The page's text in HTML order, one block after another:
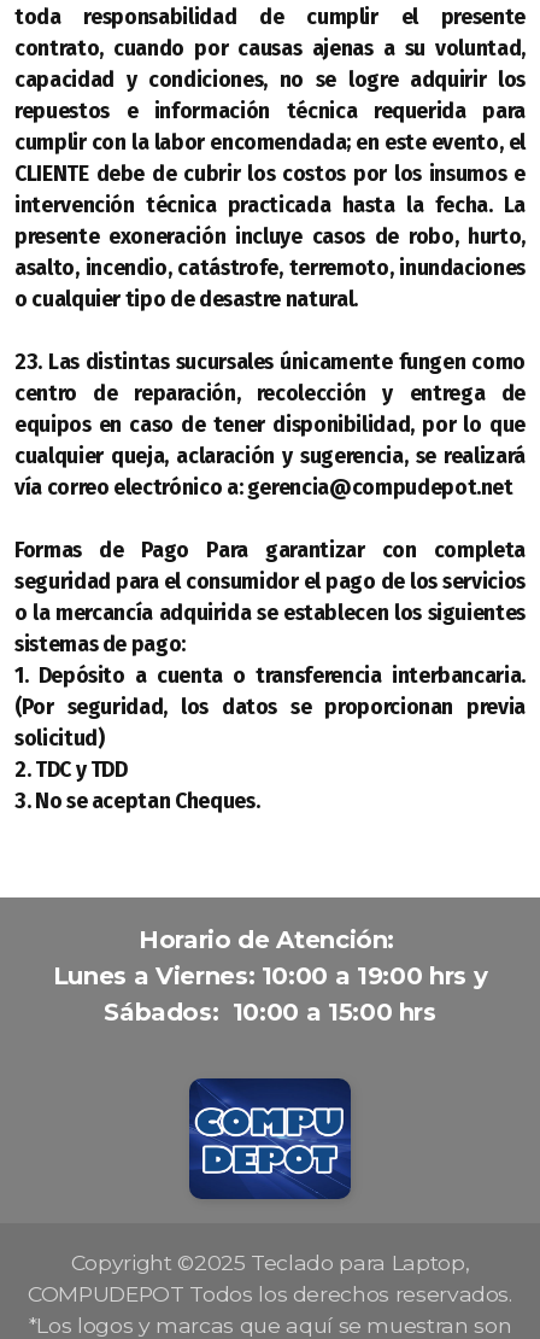
toda responsabilidad de cumplir el presente
contrato, cuando por causas ajenas a su voluntad,
capacidad y condiciones, no se logre adquirir los
repuestos e información técnica requerida para
cumplir con la labor encomendada; en este evento, el
CLIENTE debe de cubrir los costos por los insumos e
intervención técnica practicada hasta la fecha. La
presente exoneración incluye casos de robo, hurto,
asalto, incendio, catástrofe, terremoto, inundaciones
o cualquier tipo de desastre natural.
23. Las distintas sucursales únicamente fungen como
centro de reparación, recolección y entrega de
equipos en caso de tener disponibilidad, por lo que
cualquier queja, aclaración y sugerencia, se realizará
vía correo electrónico a: gerencia@compudepot.net
Formas de Pago Para garantizar con completa
seguridad para el consumidor el pago de los servicios
o la mercancía adquirida se establecen los siguientes
sistemas de pago:
1. Depósito a cuenta o transferencia interbancaria.
(Por seguridad, los datos se proporcionan previa
solicitud)
2. TDC y TDD
3. No se aceptan Cheques.
Horario de Atención:
Lunes a Viernes: 10:00 a 19:00 hrs y
Sábados: 10:00 a 15:00 hrs
Copyright ©2025 Teclado para Laptop,
COMPUDEPOT Todos los derechos reservados.
*Los logos y marcas que aquí se muestran son